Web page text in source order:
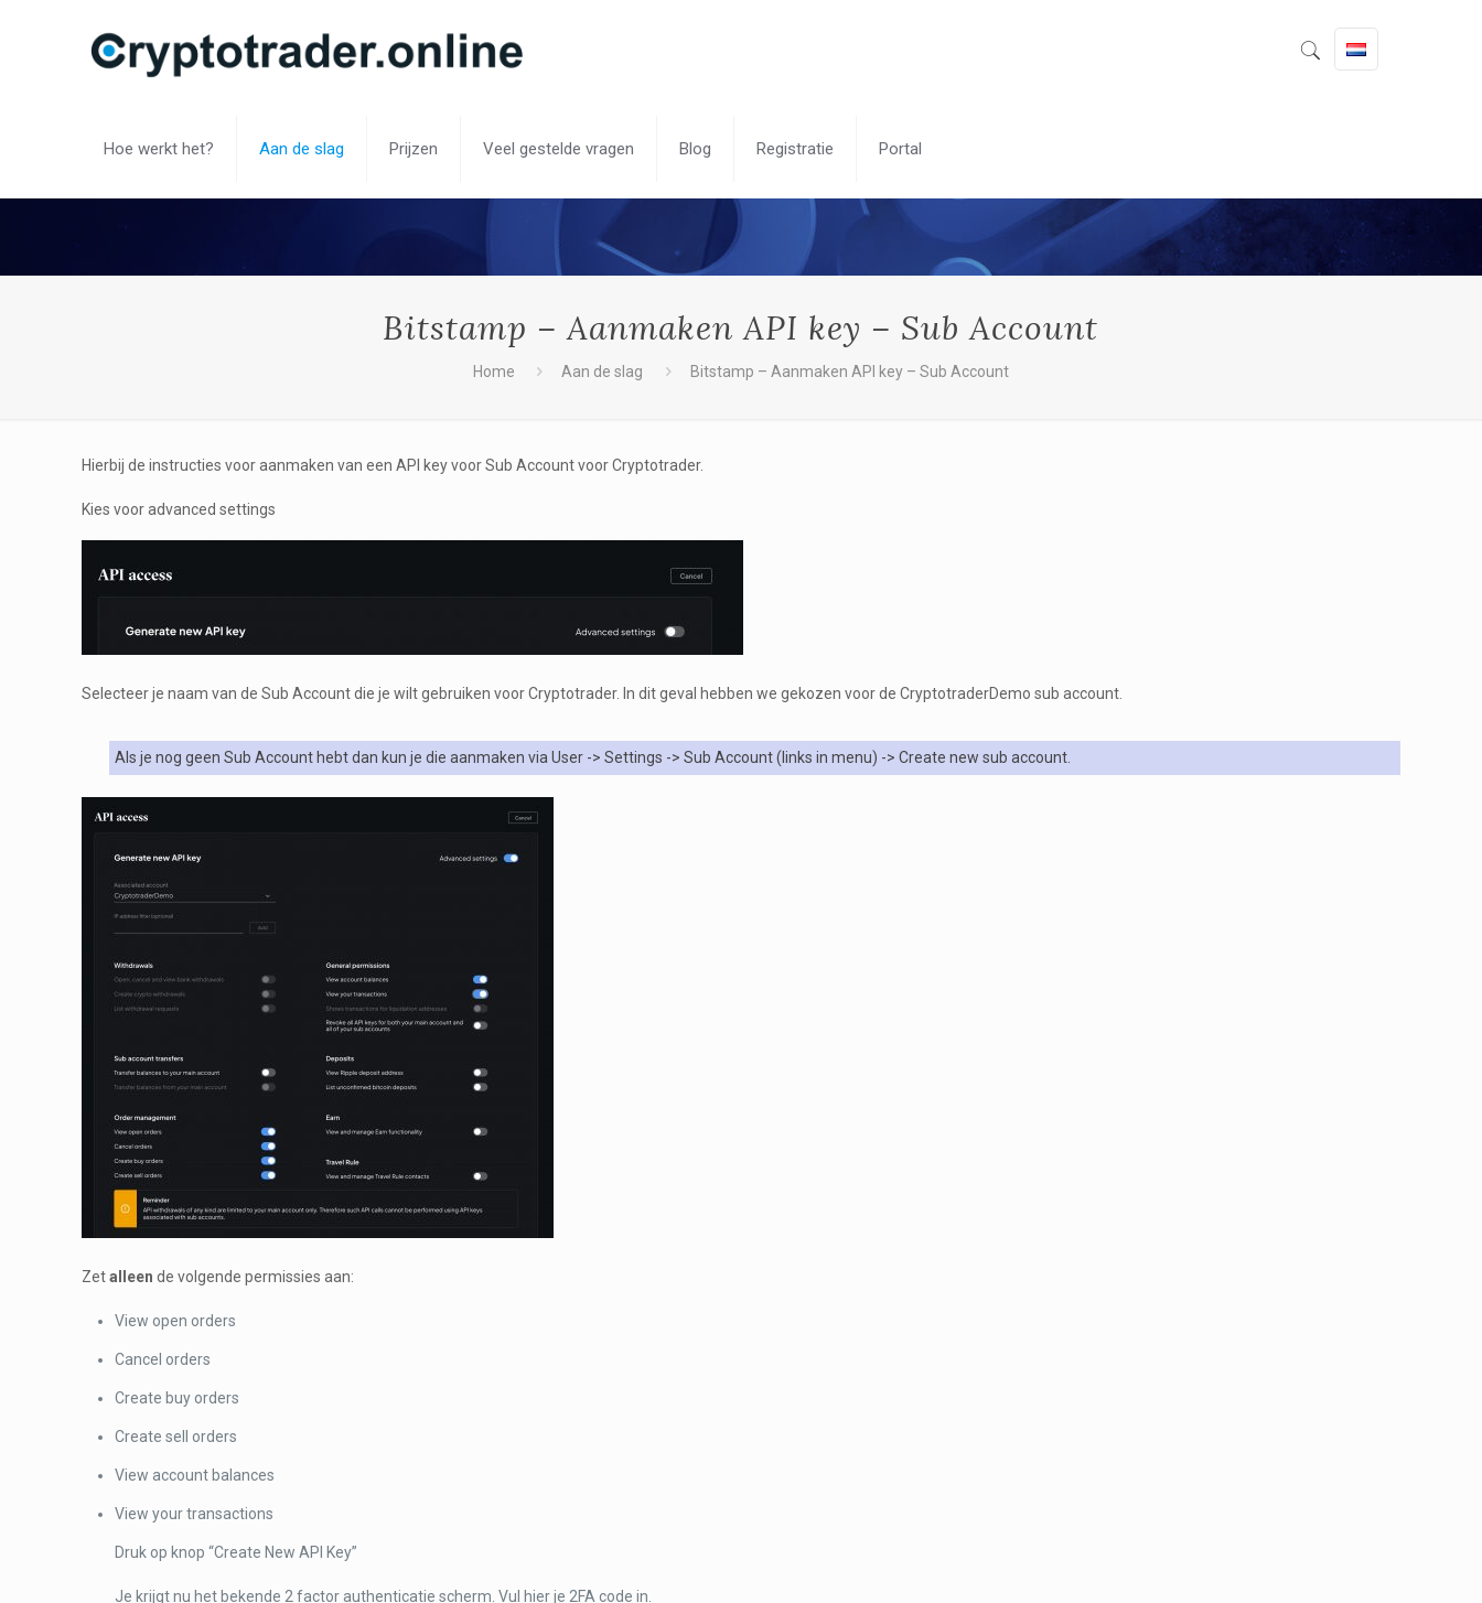
Hoe werkt het? Aan de slag Prijzen Veel gestelde vragen Blog Registratie Portal
Bitstamp – Aanmaken API key – Sub Account
Home Aan de slag Bitstamp – Aanmaken API key – Sub Account
Hierbij de instructies voor aanmaken van een API key voor Sub Account voor Cryptotrader.
Kies voor advanced settings
Selecteer je naam van de Sub Account die je wilt gebruiken voor Cryptotrader. In dit geval hebben we gekozen voor de CryptotraderDemo sub account.
Als je nog geen Sub Account hebt dan kun je die aanmaken via User -> Settings -> Sub Account (links in menu) -> Create new sub account.
Zetalleen de volgende permissies aan:
View open orders
Cancel orders
Create buy orders
Create sell orders
View account balances
View your transactions
Druk op knop “Create New API Key”
Je krijgt nu het bekende 2 factor authenticatie scherm. Vul hier je 2FA code in.